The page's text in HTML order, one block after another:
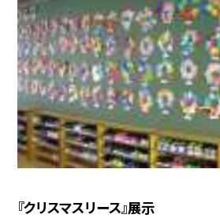
『クリスマスリース』展示